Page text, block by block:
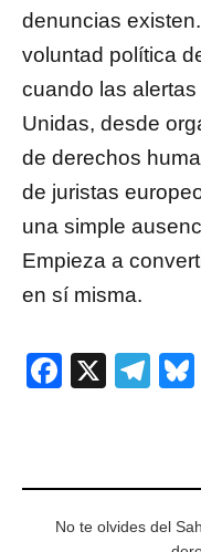
denuncias
voluntad política
cuando las
Unidas, desde
de derechos
de juristas
una simple
Empieza a
en sí misma.
Facebook
X
No te olvides del